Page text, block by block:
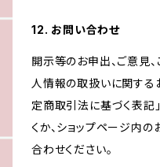
12. お問い合わせ
開示等のお申出、ご意見
人情報の取扱いに関する
定商取引法に基づく表記
くか、ショップページ内
合わせください。